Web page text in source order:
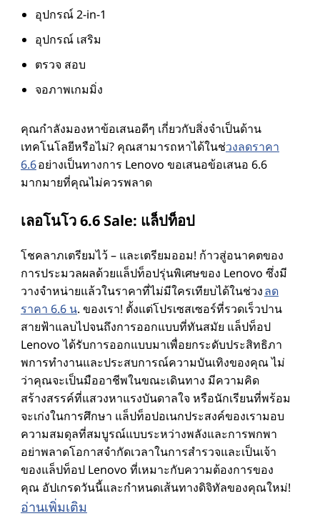
อุปกรณ์ 2-in-1
อุปกรณ์ เสริม
ตรวจ สอบ
จอภาพเกมมิ่ง
คุณกําลังมองหาข้อเสนอดีๆ เกี่ยวกับสิ่งจําเป็นด้าน
เทคโนโลยีหรือไม่? คุณสามารถหาได้ในช่วงลดราคา
6.6อย่างเป็นทางการ Lenovo ขอเสนอข้อเสนอ 6.6
มากมายที่คุณไม่ควรพลาด
เลอโนโว 6.6 Sale: แล็ปท็อป
โชคลาภเตรียมไว้ – และเตรียมออม! ก้าวสู่อนาคตของ
การประมวลผลด้วยแล็ปท็อปรุ่นพิเศษของ Lenovo ซึ่งมี
วางจําหน่ายแล้วในราคาที่ไม่มีใครเทียบได้ในช่วงลด
ราคา 6.6 น. ของเรา! ตั้งแต่โปรเซสเซอร์ที่รวดเร็วปาน
สายฟ้าแลบไปจนถึงการออกแบบที่ทันสมัย แล็ปท็อป
Lenovo ได้รับการออกแบบมาเพื่อยกระดับประสิทธิภา
พการทํางานและประสบการณ์ความบันเทิงของคุณ ไม่
ว่าคุณจะเป็นมืออาชีพในขณะเดินทาง มีความคิด
สร้างสรรค์ที่แสวงหาแรงบันดาลใจ หรือนักเรียนที่พร้อม
จะเก่งในการศึกษา แล็ปท็อปอเนกประสงค์ของเรามอบ
ความสมดุลที่สมบูรณ์แบบระหว่างพลังและการพกพา
อย่าพลาดโอกาสจํากัดเวลาในการสํารวจและเป็นเจ้า
ของแล็ปท็อป Lenovo ที่เหมาะกับความต้องการของ
คุณ อัปเกรดวันนี้และกําหนดเส้นทางดิจิทัลของคุณใหม่!
อ่านเพิ่มเติม